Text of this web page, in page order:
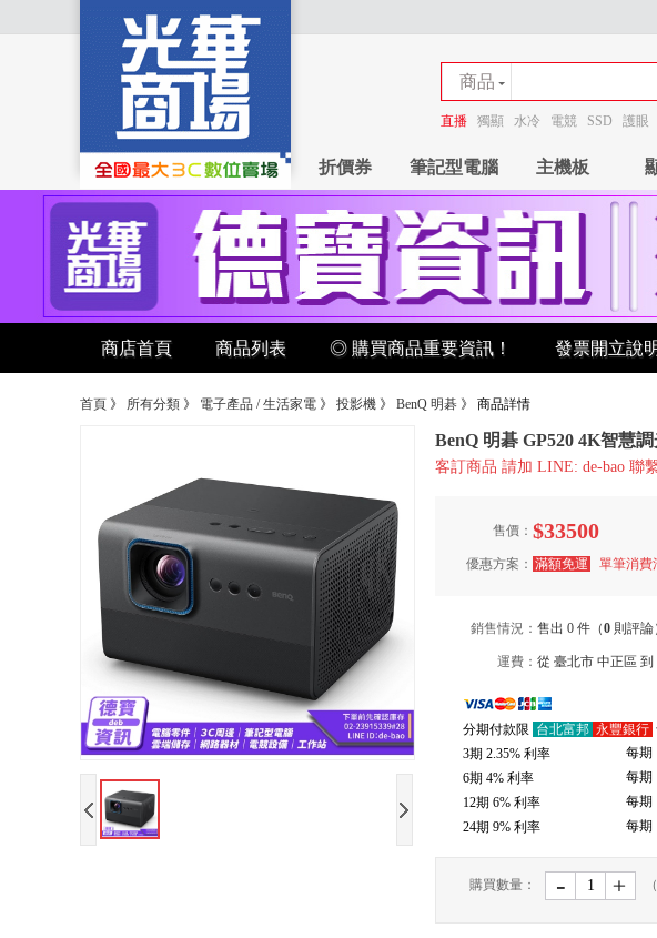
商品
商店
直播 獨顯 水冷 電競 SSD 護眼
折價券 筆記型電腦 主機板
商店首頁 商品列表 ◎ 購買商品重要資訊！ 發票開立說
首頁 》 所有分類 》 電子產品 / 生活家電 》 投影機 》 BenQ 明碁 》 商品詳情
BenQ 明碁 GP520 4K智慧
客訂商品 請加 LINE: de-bao 聯
售價： $33500
優惠方案： 滿額免運 單筆消費
銷售情況： 售出 0 件（0 則評論
運費： 從 臺北市 中正區 到
分期付款限 台北富邦 永豐銀行
3期 2.35% 利率 每期
6期 4% 利率 每期
12期 6% 利率 每期
24期 9% 利率 每期
購買數量： - ﹢